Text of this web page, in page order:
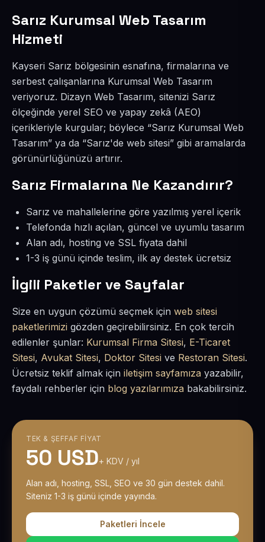
Sarız Kurumsal Web Tasarım
Hizmeti
Kayseri Sarız bölgesinin esnafına, firmalarına ve
serbest çalışanlarına Kurumsal Web Tasarım
veriyoruz. Dizayn Web Tasarım, sitenizi Sarız
ölçeğinde yerel SEO ve yapay zekâ (AEO)
içerikleriyle kurgular; böylece “Sarız Kurumsal Web
Tasarım” ya da “Sarız'de web sitesi” gibi aramalarda
görünürlüğünüzü artırır.
Sarız Firmalarına Ne Kazandırır?
Sarız ve mahallelerine göre yazılmış yerel içerik
Telefonda hızlı açılan, güncel ve uyumlu tasarım
Alan adı, hosting ve SSL fiyata dahil
1-3 iş günü içinde teslim, ilk ay destek ücretsiz
İlgili Paketler ve Sayfalar
Size en uygun çözümü seçmek için web sitesi
paketlerimizi gözden geçirebilirsiniz. En çok tercih
edilenler şunlar: Kurumsal Firma Sitesi, E-Ticaret
Sitesi, Avukat Sitesi, Doktor Sitesi ve Restoran Sitesi.
Ücretsiz teklif almak için iletişim sayfamıza yazabilir,
faydalı rehberler için blog yazılarımıza bakabilirsiniz.
TEK & ŞEFFAF FIYAT
50 USD+ KDV / yıl
Alan adı, hosting, SSL, SEO ve 30 gün destek dahil.
Siteniz 1-3 iş günü içinde yayında.
Paketleri İncele